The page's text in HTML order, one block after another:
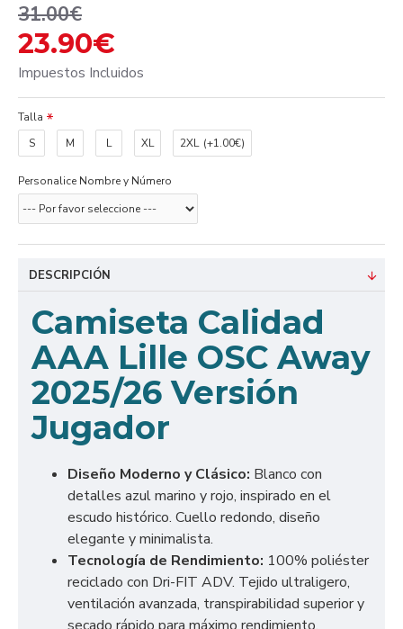
23.90€
31.00€
Impuestos Incluidos
Talla
S
M L XL 2XL (+1.00€)
Personalice Nombre y Número
DESCRIPCIÓN
Camiseta Calidad
AAA Lille OSC Away
2025/26 Versión
Jugador
Diseño Moderno y Clásico: Blanco con
detalles azul marino y rojo, inspirado en el
escudo histórico. Cuello redondo, diseño
elegante y minimalista.
Tecnología de Rendimiento: 100% poliéster
reciclado con Dri-FIT ADV. Tejido ultraligero,
ventilación avanzada, transpirabilidad superior y